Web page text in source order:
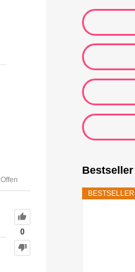
Offen
0
Bestseller